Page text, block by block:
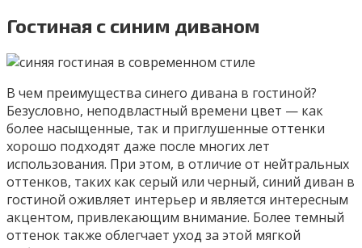
Гостиная с синим диваном
В чем преимущества синего дивана в гостиной?
Безусловно, неподвластный времени цвет — как
более насыщенные, так и приглушенные оттенки
хорошо подходят даже после многих лет
использования. При этом, в отличие от нейтральных
оттенков, таких как серый или черный, синий диван в
гостиной оживляет интерьер и является интересным
акцентом, привлекающим внимание. Более темный
оттенок также облегчает уход за этой мягкой